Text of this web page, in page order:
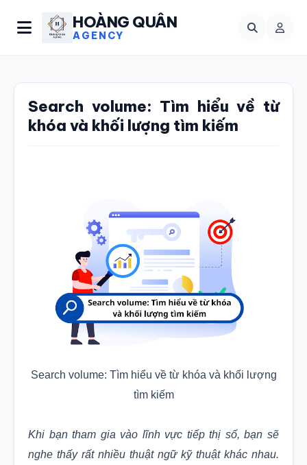
HOÀNG QUÂN
AGENCY
Search volume: Tìm hiểu về từ
khóa và khối lượng tìm kiếm
Search volume: Tìm hiểu về từ khóa và khối lượng
tìm kiếm
Khi bạn tham gia vào lĩnh vực tiếp thị số, bạn sẽ
nghe thấy rất nhiều thuật ngữ kỹ thuật khác nhau.